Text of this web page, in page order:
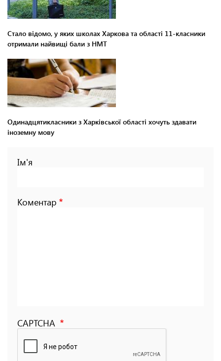
Стало відомо, у яких школах Харкова та області 11-класники
отримали найвищі бали з НМТ
Одинадцятикласники з Харківської області хочуть здавати
іноземну мову
Ім'я
Коментар
CAPTCHA